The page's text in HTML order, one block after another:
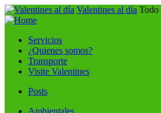
Valentines al día Todo
Servicios
¿Quienes somos?
Transporte
Visite Valentines
Posts
Ambientales